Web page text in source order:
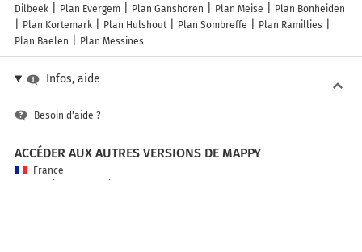
Dilbeek
Plan Evergem Plan Ganshoren Plan Meise
Plan Bonheiden
Plan Kortemark
Plan Hulshout Plan Sombreffe
Plan Ramillies
Plan Baelen
Plan Messines
Infos, aide
Besoin d'aide ?
ACCÉDER AUX AUTRES VERSIONS DE MAPPY
France